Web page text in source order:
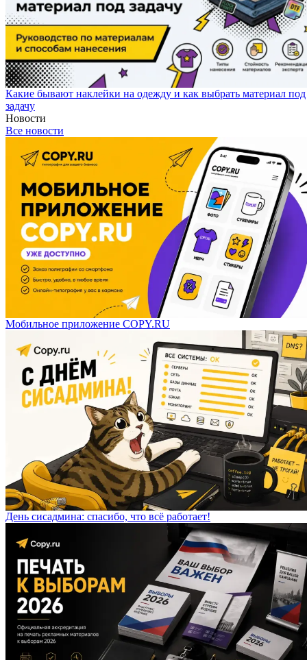
Какие бывают наклейки на одежду и как выбрать материал под
задачу
Новости
Все новости
Мобильное приложение COPY.RU
День сисадмина: спасибо, что всё работает!